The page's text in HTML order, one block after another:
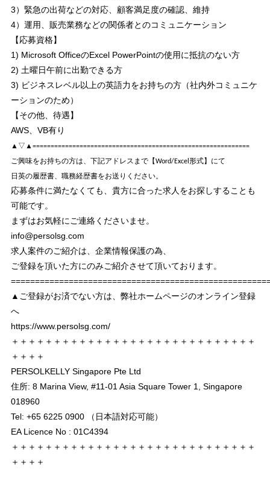
3）緊急の出荷などの対応、顧客満足度の確認、維持
4）運用、販売業務などの関係者とのコミュニケーション
【応募資格】
1) Microsoft OfficeのExcel PowerPointの使用に抵抗のない方
2) 土曜日午前に出勤できる方
3) ビジネスレベル以上の英語力をお持ちの方（社内外コミュニケ
ーションのため）
【その他、待遇】
AWS、VB有り
▲▽▲============================================================
ご興味をお持ちの方は、下記アドレスまで【Word/Excel形式】にて
日英の履歴書、職務経歴書をお送りください。
応募条件に満たなくても、貴方に合った求人をお探しすることも
可能です。
まずはお気軽にご連絡くださいませ。
info@persolsg.com
求人案件のご紹介は、企業情報保護の為、
ご登録を頂いた方にのみご紹介させて頂いております。
▲ご登録がお済でない方は、弊社ホームページのオンライン登録
へ
https://www.persolsg.com/
＋＋＋＋＋＋＋＋＋＋＋＋＋＋＋＋＋＋＋＋＋＋＋＋＋＋＋＋＋
＋＋＋＋
PERSOLKELLY Singapore Pte Ltd
住所: 8 Marina View, #11-01 Asia Square Tower 1, Singapore
018960
Tel: +65 6225 0900 （日本語対応可能）
EA Licence No : 01C4394
＋＋＋＋＋＋＋＋＋＋＋＋＋＋＋＋＋＋＋＋＋＋＋＋＋＋＋＋＋
＋＋＋＋